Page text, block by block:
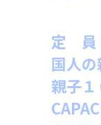
定 員
国人
親子